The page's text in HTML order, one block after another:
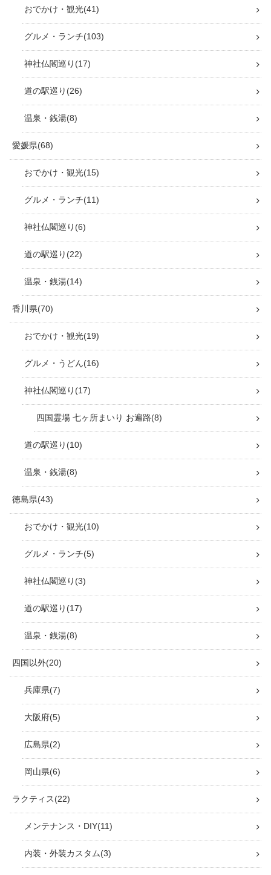
おでかけ・観光 41
グルメ・ランチ 103
神社仏閣巡り 17
道の駅巡り 26
温泉・銭湯 8
愛媛県 68
おでかけ・観光 15
グルメ・ランチ 11
神社仏閣巡り 6
道の駅巡り 22
温泉・銭湯 14
香川県 70
おでかけ・観光 19
グルメ・うどん 16
神社仏閣巡り 17
四国霊場 七ヶ所まいり お遍路 8
道の駅巡り 10
温泉・銭湯 8
徳島県 43
おでかけ・観光 10
グルメ・ランチ 5
神社仏閣巡り 3
道の駅巡り 17
温泉・銭湯 8
四国以外 20
兵庫県 7
大阪府 5
広島県 2
岡山県 6
ラクティス 22
メンテナンス・DIY 11
内装・外装カスタム 3